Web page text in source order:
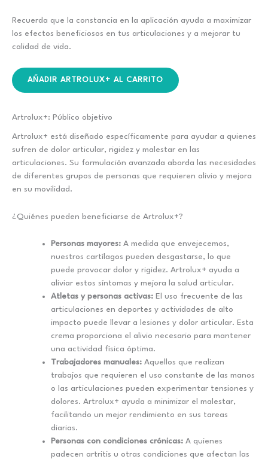
Recuerda que la constancia en la aplicación ayuda a maximizar
los efectos beneficiosos en tus articulaciones y a mejorar tu
calidad de vida.
AÑADIR ARTROLUX+ AL CARRITO
Artrolux+: Público objetivo
Artrolux+ está diseñado específicamente para ayudar a quienes
sufren de dolor articular, rigidez y malestar en las
articulaciones. Su formulación avanzada aborda las necesidades
de diferentes grupos de personas que requieren alivio y mejora
en su movilidad.
¿Quiénes pueden beneficiarse de Artrolux+?
Personas mayores: A medida que envejecemos,
nuestros cartílagos pueden desgastarse, lo que
puede provocar dolor y rigidez. Artrolux+ ayuda a
aliviar estos síntomas y mejora la salud articular.
Atletas y personas activas: El uso frecuente de las
articulaciones en deportes y actividades de alto
impacto puede llevar a lesiones y dolor articular. Esta
crema proporciona el alivio necesario para mantener
una actividad física óptima.
Trabajadores manuales: Aquellos que realizan
trabajos que requieren el uso constante de las manos
o las articulaciones pueden experimentar tensiones y
dolores. Artrolux+ ayuda a minimizar el malestar,
facilitando un mejor rendimiento en sus tareas
diarias.
Personas con condiciones crónicas: A quienes
padecen artritis u otras condiciones que afectan las